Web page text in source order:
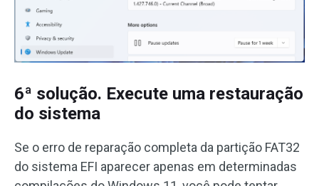
6ª solução. Execute uma restauração
do sistema
Se o erro de reparação completa da partição FAT32
do sistema EFI aparecer apenas em determinadas